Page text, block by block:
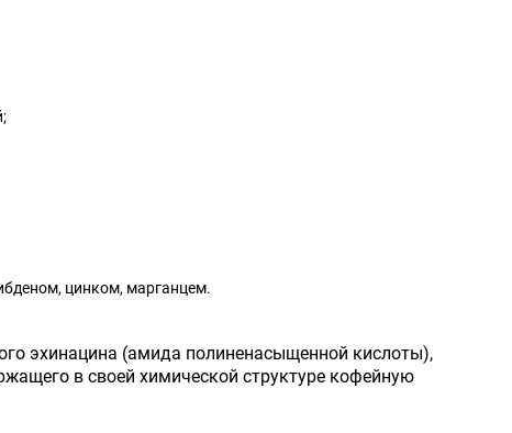
цинком, марганцем.
эхинацина (амида полиненасыщенной кислоты),
в своей химической структуре кофейную